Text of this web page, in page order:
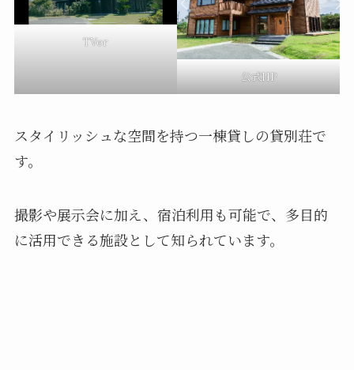
TVer
公式HP
スタイリッシュな空間を持つ一棟貸しの貸別荘で
す。
撮影や展示会に加え、宿泊利用も可能で、多目的
に活用できる施設として知られています。